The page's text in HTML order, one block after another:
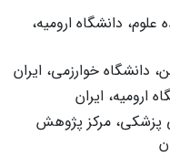
دانشگاه ارومیه،
دانشگاه خوارزمی، ایران
ارومیه، ایران
پزشکى، مرکز پژوهش